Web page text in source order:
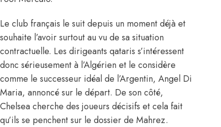
Le club français le suit depuis un moment déjà et
souhaite l’avoir surtout au vu de sa situation
contractuelle. Les dirigeants qataris s’intéressent
donc sérieusement à l’Algérien et le considère
comme le successeur idéal de l’Argentin, Angel Di
Maria, annoncé sur le départ. De son côté,
Chelsea cherche des joueurs décisifs et cela fait
qu’ils se penchent sur le dossier de Mahrez.